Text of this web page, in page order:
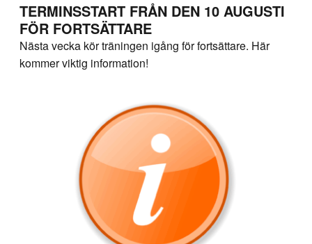
TERMINSSTART FRÅN DEN 10 AUGUSTI
FÖR FORTSÄTTARE
Nästa vecka kör träningen igång för fortsättare. Här
kommer viktig information!